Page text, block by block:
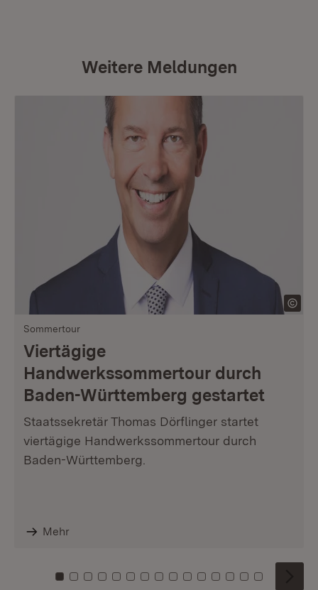
Weitere Meldungen
Sommertour
Viertägige
Handwerkssommertour durch
Baden-Württemberg gestartet
Staatssekretär Thomas Dörflinger startet
viertägige Handwerkssommertour durch
Baden-Württemberg.
Mehr
Zu Kachel: 0
Zu Kachel: 1
Zu Kachel: 2
Zu Kachel: 3
Zu Kachel: 4
Zu Kachel: 5
Zu Kachel: 6
Zu Kachel: 7
Zu Kachel: 8
Zu Kachel: 9
Zu Kachel: 10
Zu Kachel: 11
Zu Kachel: 12
Zu Kachel:
Zu